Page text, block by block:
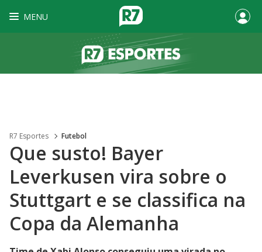
MENU
R7 Esportes Futebol
Que susto! Bayer
Leverkusen vira sobre o
Stuttgart e se classifica na
Copa da Alemanha